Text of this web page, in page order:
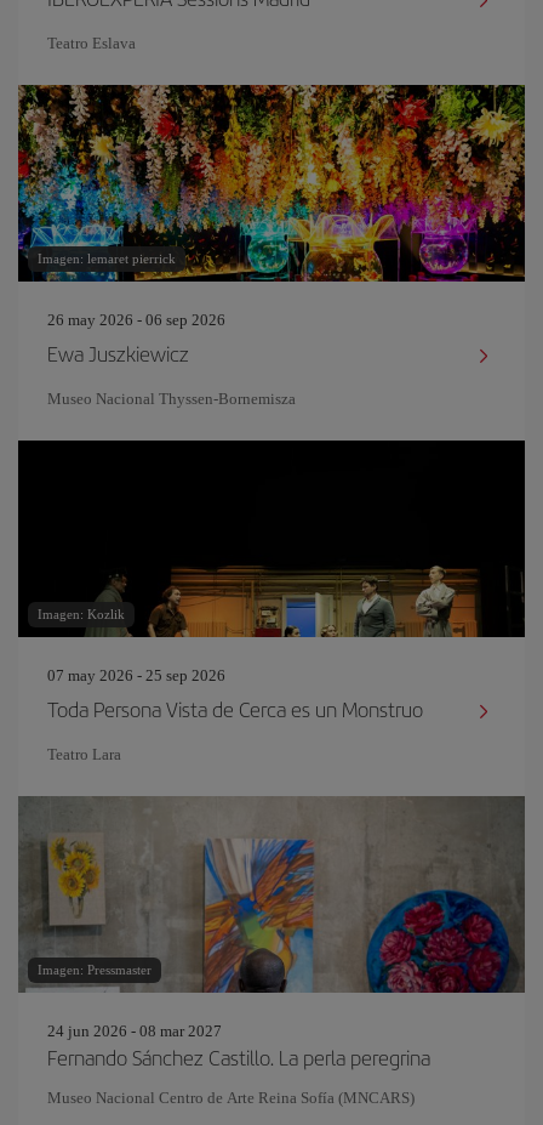
Teatro Eslava
Imagen: lemaret pierrick
26 may 2026 - 06 sep 2026
Ewa Juszkiewicz
Museo Nacional Thyssen-Bornemisza
Imagen: Kozlik
07 may 2026 - 25 sep 2026
Toda Persona Vista de Cerca es un Monstruo
Teatro Lara
Imagen: Pressmaster
24 jun 2026 - 08 mar 2027
Fernando Sánchez Castillo. La perla peregrina
Museo Nacional Centro de Arte Reina Sofía (MNCARS)